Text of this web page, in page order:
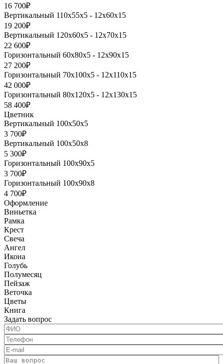
16 700₽
Вертикальный 110х55х5 - 12х60х15
19 200₽
Вертикальный 120х60х5 - 12х70х15
22 600₽
Горизонтальный 60х80х5 - 12х90х15
27 200₽
Горизонтальный 70х100х5 - 12х110х15
42 000₽
Горизонтальный 80х120х5 - 12х130х15
58 400₽
Цветник
Вертикальный 100х50х5
3 700₽
Вертикальный 100х50х8
5 300₽
Горизонтальный 100х90х5
3 700₽
Горизонтальный 100х90х8
4 700₽
Оформление
Виньетка
Рамка
Крест
Свеча
Ангел
Икона
Голубь
Полумесяц
Пейзаж
Веточка
Цветы
Книга
Задать вопрос
ФИО
Телефон
E-mail
Ваш вопрос